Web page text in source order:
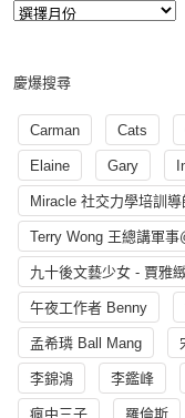
慶爆搜尋
Carman Cats
Elaine Gary
Miracle 社交力學培訓導
Terry Wong 王總講軍
九十後文藝少女 - 賈雅緻
午夜工作者 Benny
孟希璘 Ball Mang
李錦鴻 李鑑峰
瘋中三子 羅倫斯